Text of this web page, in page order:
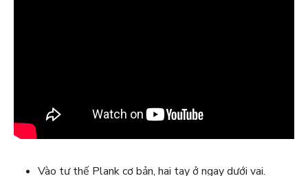
Vào tư thế Plank cơ bản, hai tay ở ngay dưới vai.